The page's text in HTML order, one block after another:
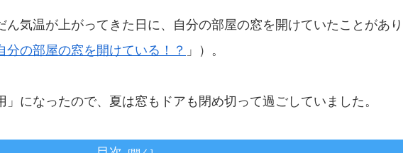
ん気温が上がってきた日に、自分の部屋の窓を開けていたことがあり
分の部屋の窓を開けている！？ 」）。
になったので、夏は窓もドアも閉め切って過ごしていました。